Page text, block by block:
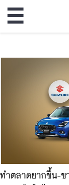
ทำตลาดยากขึ้น-ข